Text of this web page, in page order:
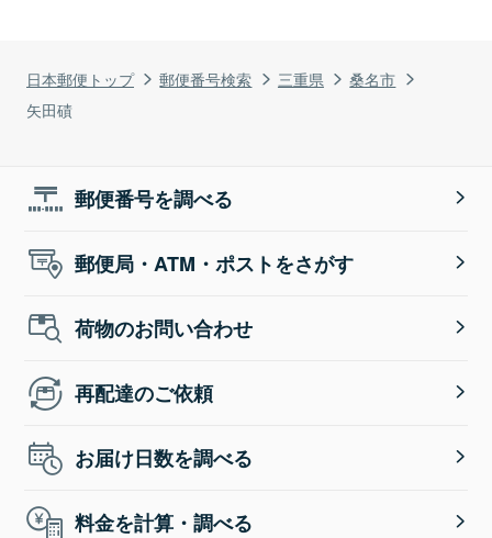
日本郵便トップ 郵便番号検索 三重県
桑名市
矢田磧
郵便番号を調べる
郵便局・ATM・ポストをさがす
荷物のお問い合わせ
再配達のご依頼
お届け日数を調べる
料金を計算・調べる